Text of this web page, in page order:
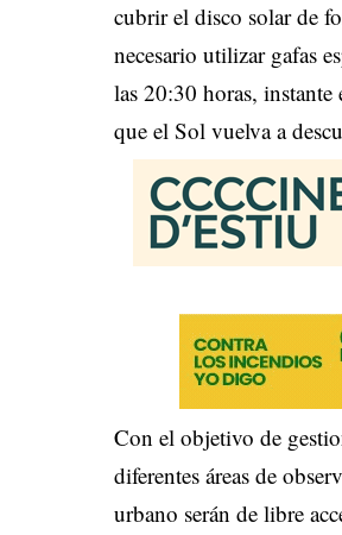
cubrir el disco solar de
necesario utilizar gafas
las 20:30 horas,
que el Sol vuelva a
Con el objetivo de
diferentes áreas de
urbano serán de libre